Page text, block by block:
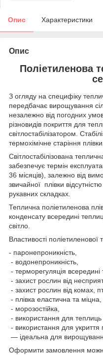
Опис Характеристики
Опис
Поліетиленова
З огляду на специфіку
передбачає вирощування
незалежно від погодних
різновидів покриття для
світлостабілізатором.
термохімічне старіння
Світлостабілізована
забезпечує термін
36 місяців), залежно від
звичайної плівки
рукавних складках.
Теплична поліетиленова
конденсату всередині
світло.
Властивості поліетиленової
- паронепроникність,
- водонепроникність,
- терморегуляція всередині
- захист рослин від
- захист рослин від комах,
- плівка еластична та міцна,
- морозостійка,
- використання для теплиць
- використання для укриття
— ідеальна для
Оформити замовлення